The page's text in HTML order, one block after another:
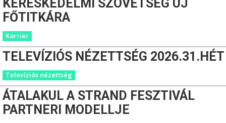
KERESKEDELMI SZÖVETSÉG ÚJ
FŐTITKÁRA
Karrier
TELEVÍZIÓS NÉZETTSÉG 2026.31.HÉT
Televíziós nézettség
ÁTALAKUL A STRAND FESZTIVÁL
PARTNERI MODELLJE